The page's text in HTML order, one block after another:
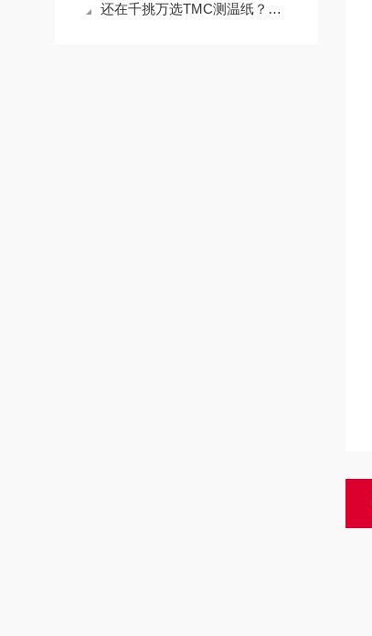
还在千挑万选TMC测温纸？我们的产品有这么多的地方被应用上